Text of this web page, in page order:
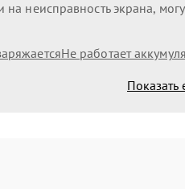
неисправность экрана,
Не работает
Показать